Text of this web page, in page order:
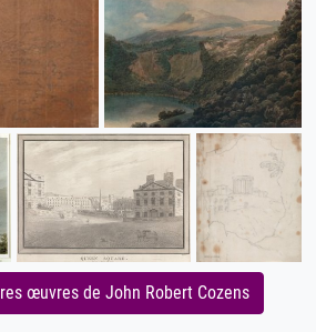
œuvres de John Robert Cozens